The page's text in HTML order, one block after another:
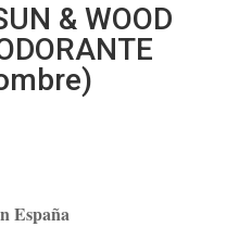
& WOOD
España